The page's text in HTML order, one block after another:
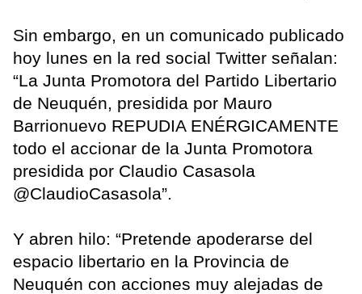
Sin embargo, en un comunicado publicado
hoy lunes en la red social Twitter señalan:
“La Junta Promotora del Partido Libertario
de Neuquén, presidida por Mauro
Barrionuevo REPUDIA ENÉRGICAMENTE
todo el accionar de la Junta Promotora
presidida por Claudio Casasola
@ClaudioCasasola”.
Y abren hilo: “Pretende apoderarse del
espacio libertario en la Provincia de
Neuquén con acciones muy alejadas de